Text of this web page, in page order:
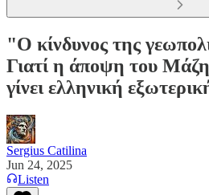
"Ο κίνδυνος της
Γιατί η άποψη του Μάζη
γίνει ελληνική
Sergius Catilina
Jun 24, 2025
Listen